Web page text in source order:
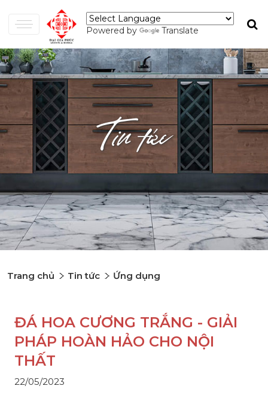
Powered by Translate
Tin tức
Trang chủ Tin tức Ứng dụng
ĐÁ HOA CƯƠNG TRẮNG - GIẢI
PHÁP HOÀN HẢO CHO NỘI
THẤT
22/05/2023